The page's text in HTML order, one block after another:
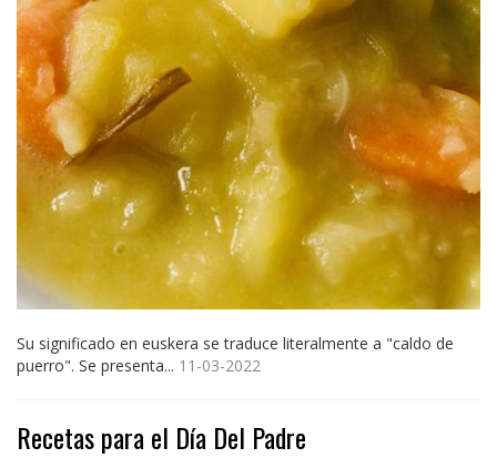
Su significado en euskera se traduce literalmente a "caldo de
puerro". Se presenta... 11-03-2022
Recetas para el Día Del Padre